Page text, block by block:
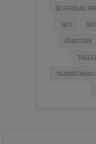
SEGURIDAD
SEO
STARTUPS